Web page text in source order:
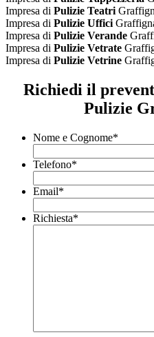
Impresa di Pulizie Teatri
Impresa di Pulizie Uffici
Impresa di Pulizie Verande
Impresa di Pulizie Vetrate
Impresa di Pulizie Vetrine
Richiedi il
Pulizie
Nome e Cognome*
Telefono*
Email*
Richiesta*